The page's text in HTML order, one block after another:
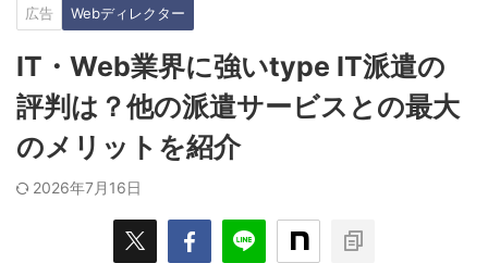
広告 Webディレクター
IT・Web業界に強いtype IT派遣の
評判は？他の派遣サービスとの最大
のメリットを紹介
2026年7月16日